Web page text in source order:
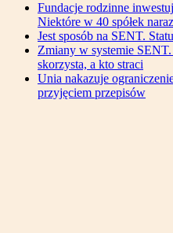
Fundacje rodzinne
Niektóre w 40 spółek naraz
Jest sposób na SENT.
Zmiany w systemie
skorzysta, a kto straci
Unia nakazuje
przyjęciem przepisów